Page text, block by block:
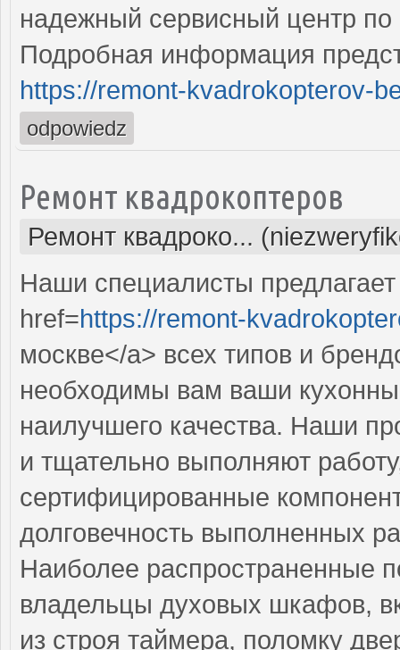
надежный сервисный центр по
Подробная информация
https://remont-kvadrokopterov-
odpowiedz
Ремонт квадрокоптеров
Ремонт квадроко...
Наши специалисты
href=https://remont-
москве</a> всех типов и
необходимы вам ваши
наилучшего качества. Наши
и тщательно выполняют
сертифицированные
долговечность выполненных
Наиболее распространенные
владельцы духовых шкафов,
из строя таймера, поломку